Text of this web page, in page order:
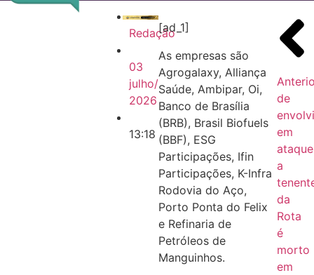
Redação
03
julho/
2026
13:18
[ad_1]
As empresas são
Agrogalaxy, Alliança
Saúde, Ambipar, Oi,
Banco de Brasília
(BRB), Brasil Biofuels
(BBF), ESG
Participações, Ifin
Participações, K-Infra
Rodovia do Aço,
Porto Ponta do Felix
e Refinaria de
Petróleos de
Manguinhos.
de
em
ataque
a
da
Rota
é
morto
em